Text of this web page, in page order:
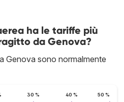
ha le tariffe più
da Genova?
Genova sono normalmente
30 % 40 % 50 %